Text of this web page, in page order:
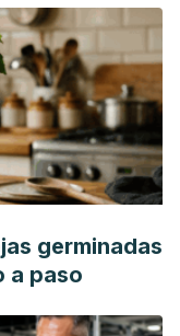
germinadas
a paso